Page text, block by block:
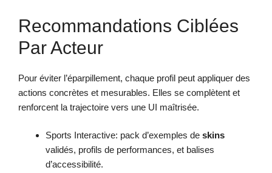
Recommandations Ciblées
Par Acteur
Pour éviter l’éparpillement, chaque profil peut appliquer des
actions concrètes et mesurables. Elles se complètent et
renforcent la trajectoire vers une UI maîtrisée.
Sports Interactive: pack d’exemples de skins
validés, profils de performances, et balises
d’accessibilité.